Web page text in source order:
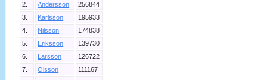
2.
Andersson
256844
3.
Karlsson
195933
4.
Nilsson
174838
5.
Eriksson
139730
6.
Larsson
126722
7.
Olsson
111167